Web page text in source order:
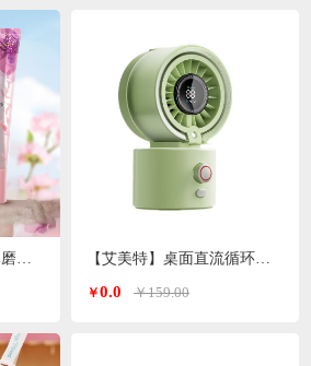
￥0.0 ￥159.00